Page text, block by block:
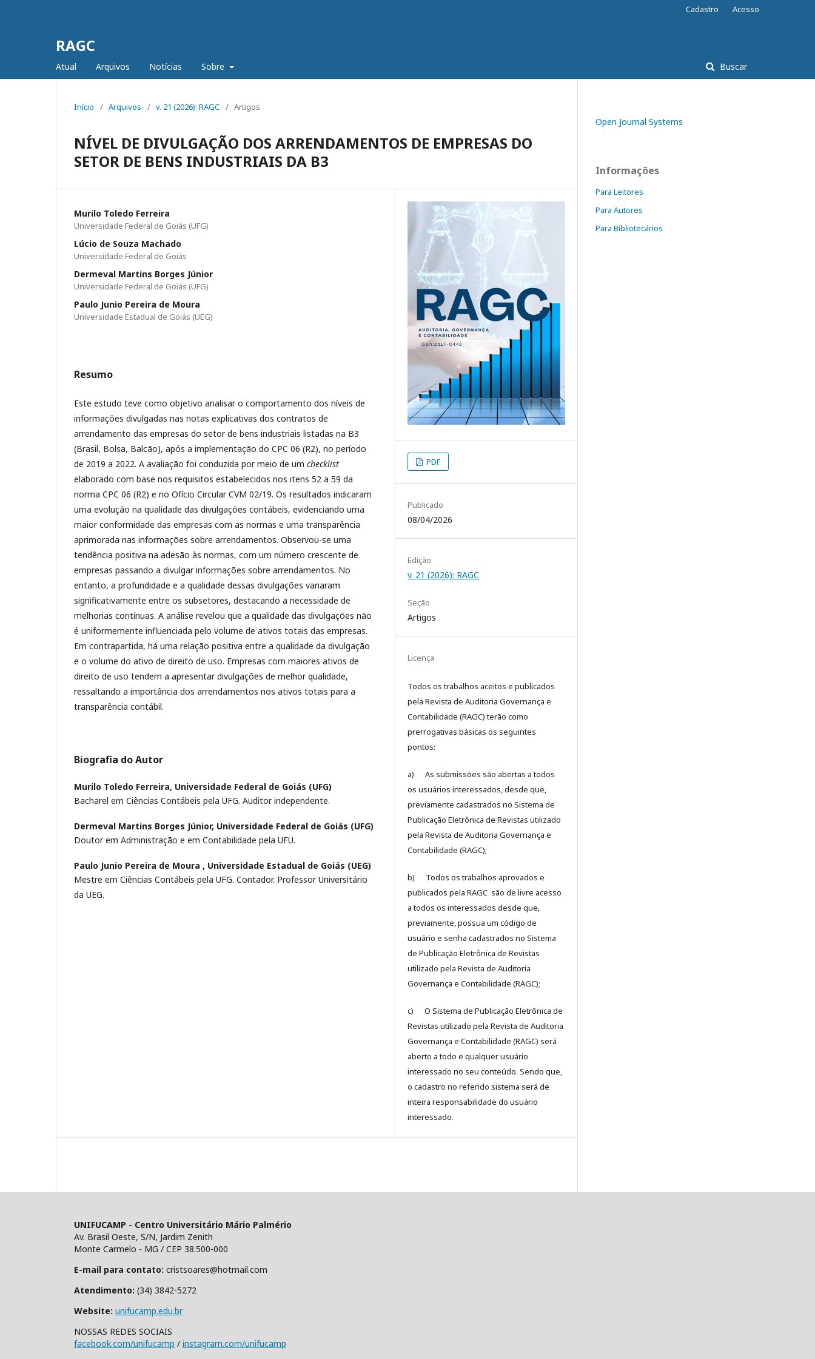
RAGC
Atual Arquivos Notícias Sobre Buscar
Cadastro Acesso
Início / Arquivos / v. 21 (2026): RAGC / Artigos
NÍVEL DE DIVULGAÇÃO DOS ARRENDAMENTOS DE EMPRESAS DO
SETOR DE BENS INDUSTRIAIS DA B3
Murilo Toledo Ferreira
Universidade Federal de Goiás (UFG)
Lúcio de Souza Machado
Universidade Federal de Goiás
Dermeval Martins Borges Júnior
Universidade Federal de Goiás (UFG)
Paulo Junio Pereira de Moura
Universidade Estadual de Goiás (UEG)
Resumo
Este estudo teve como objetivo analisar o comportamento dos níveis de
informações divulgadas nas notas explicativas dos contratos de
arrendamento das empresas do setor de bens industriais listadas na B3
(Brasil, Bolsa, Balcão), após a implementação do CPC 06 (R2), no período
de 2019 a 2022. A avaliação foi conduzida por meio de um checklist
elaborado com base nos requisitos estabelecidos nos itens 52 a 59 da
norma CPC 06 (R2) e no Ofício Circular CVM 02/19. Os resultados indicaram
uma evolução na qualidade das divulgações contábeis, evidenciando uma
maior conformidade das empresas com as normas e uma transparência
aprimorada nas informações sobre arrendamentos. Observou-se uma
tendência positiva na adesão às normas, com um número crescente de
empresas passando a divulgar informações sobre arrendamentos. No
entanto, a profundidade e a qualidade dessas divulgações variaram
significativamente entre os subsetores, destacando a necessidade de
melhorias contínuas. A análise revelou que a qualidade das divulgações não
é uniformemente influenciada pelo volume de ativos totais das empresas.
Em contrapartida, há uma relação positiva entre a qualidade da divulgação
e o volume do ativo de direito de uso. Empresas com maiores ativos de
direito de uso tendem a apresentar divulgações de melhor qualidade,
ressaltando a importância dos arrendamentos nos ativos totais para a
transparência contábil.
Biografia do Autor
Murilo Toledo Ferreira, Universidade Federal de Goiás (UFG)
Bacharel em Ciências Contábeis pela UFG. Auditor independente.
Dermeval Martins Borges Júnior, Universidade Federal de Goiás (UFG)
Doutor em Administração e em Contabilidade pela UFU.
Paulo Junio Pereira de Moura , Universidade Estadual de Goiás (UEG)
Mestre em Ciências Contábeis pela UFG. Contador. Professor Universitário
da UEG.
PDF
Publicado
08/04/2026
Edição
v. 21 (2026): RAGC
Seção
Artigos
Licença
Todos os trabalhos aceitos e publicados
pela Revista de Auditoria Governança e
Contabilidade (RAGC) terão como
prerrogativas básicas os seguintes
pontos:
a) As submissões são abertas a todos
os usuários interessados, desde que,
previamente cadastrados no Sistema de
Publicação Eletrônica de Revistas utilizado
pela Revista de Auditoria Governança e
Contabilidade (RAGC);
b) Todos os trabalhos aprovados e
publicados pela RAGC são de livre acesso
a todos os interessados desde que,
previamente, possua um código de
usuário e senha cadastrados no Sistema
de Publicação Eletrônica de Revistas
utilizado pela Revista de Auditoria
Governança e Contabilidade (RAGC);
c) O Sistema de Publicação Eletrônica de
Revistas utilizado pela Revista de Auditoria
Governança e Contabilidade (RAGC) será
aberto a todo e qualquer usuário
interessado no seu conteúdo. Sendo que,
o cadastro no referido sistema será de
inteira responsabilidade do usuário
interessado.
Open Journal Systems
Informações
Para Leitores
Para Autores
Para Bibliotecários
UNIFUCAMP - Centro Universitário Mário Palmério
Av. Brasil Oeste, S/N, Jardim Zenith
Monte Carmelo - MG / CEP 38.500-000
E-mail para contato: cristsoares@hotmail.com
Atendimento: (34) 3842-5272
Website: unifucamp.edu.br
NOSSAS REDES SOCIAIS
facebook.com/unifucamp / instagram.com/unifucamp